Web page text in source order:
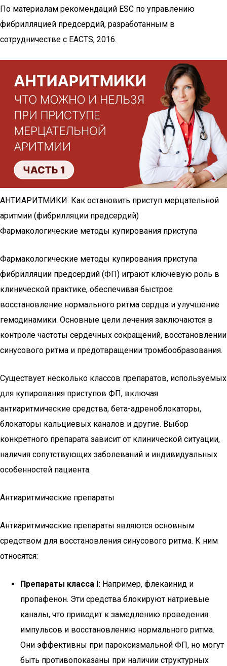
По материалам рекомендаций ESC по управлению
фибрилляцией предсердий, разработанным в
сотрудничестве с EACTS, 2016.
АНТИАРИТМИКИ. Как остановить приступ мерцательной
аритмии (фибрилляции предсердий)
Фармакологические методы купирования приступа
Фармакологические методы купирования приступа
фибрилляции предсердий (ФП) играют ключевую роль в
клинической практике, обеспечивая быстрое
восстановление нормального ритма сердца и улучшение
гемодинамики. Основные цели лечения заключаются в
контроле частоты сердечных сокращений, восстановлении
синусового ритма и предотвращении тромбообразования.
Существует несколько классов препаратов, используемых
для купирования приступов ФП, включая
антиаритмические средства, бета-адреноблокаторы,
блокаторы кальциевых каналов и другие. Выбор
конкретного препарата зависит от клинической ситуации,
наличия сопутствующих заболеваний и индивидуальных
особенностей пациента.
Антиаритмические препараты
Антиаритмические препараты являются основным
средством для восстановления синусового ритма. К ним
относятся:
Препараты класса I: Например, флекаинид и
пропафенон. Эти средства блокируют натриевые
каналы, что приводит к замедлению проведения
импульсов и восстановлению нормального ритма.
Они эффективны при пароксизмальной ФП, но могут
быть противопоказаны при наличии структурных